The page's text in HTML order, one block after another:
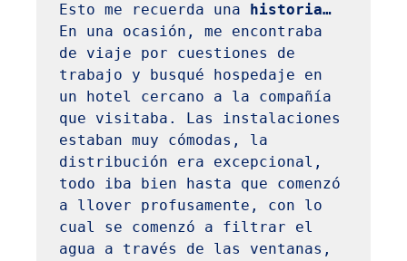
Esto me recuerda una
historia…
En una ocasión, me encontraba
de viaje por cuestiones de
trabajo y busqué hospedaje en
un hotel cercano a la compañía
que visitaba. Las instalaciones
estaban muy cómodas, la
distribución era excepcional,
todo iba bien hasta que comenzó
a llover profusamente, con lo
cual se comenzó a filtrar el
agua a través de las ventanas,